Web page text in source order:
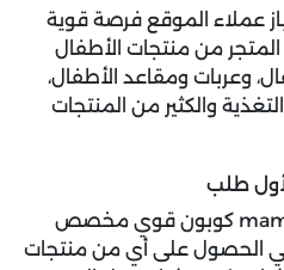
عملاء الموقع فرصة قوية
من منتجات الأطفال
وعربات ومقاعد الأطفال،
والكثير من المنتجات
طلب
يوفر موقع mamas and papas كوبون قوي مخصص
الحصول على أي من منتجات